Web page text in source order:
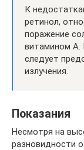
К
ретинол,
поражение
витамином А.
следует
излучения.
Показания
Несмотря на
разновидности